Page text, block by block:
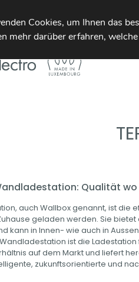
Qualität
auch Wallbox genannt, ist die
geladen werden. Sie
kann in Innen- wie auch in
ist die
auf dem Markt und liefert
zukunftsorientierte und
mehr darüber erfahren,